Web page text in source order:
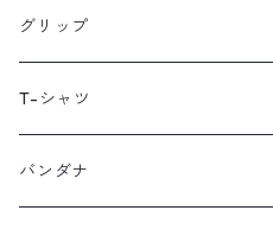
Lords Luggage
LUGS NOT DRUGS
MECHANIX WEAR
グリップ
T-シャツ
バンダナ